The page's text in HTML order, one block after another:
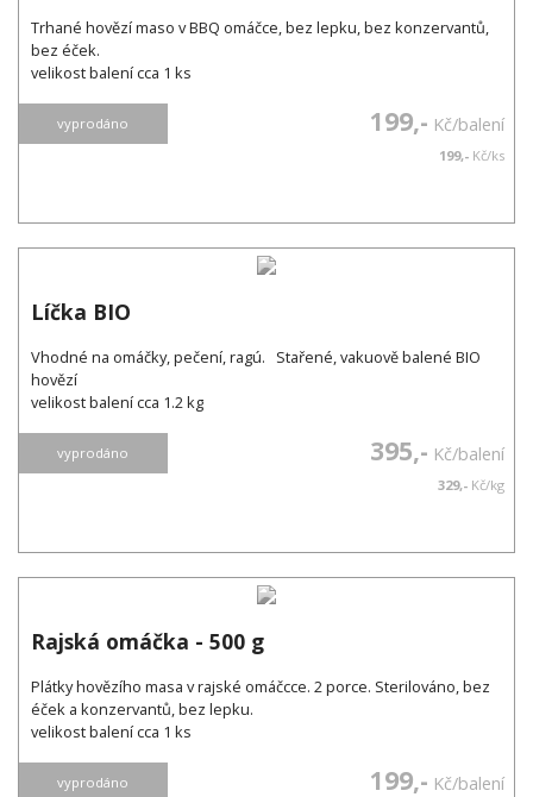
Trhané hovězí maso v BBQ omáčce, bez lepku, bez konzervantů,
bez éček.
velikost balení cca 1 ks
vyprodáno 199,- Kč/balení
199,- Kč/ks
Líčka BIO
Vhodné na omáčky, pečení, ragú. Stařené, vakuově balené BIO
hovězí
velikost balení cca 1.2 kg
vyprodáno 395,- Kč/balení
329,- Kč/kg
Rajská omáčka - 500 g
Plátky hovězího masa v rajské omáčcce. 2 porce. Sterilováno, bez
éček a konzervantů, bez lepku.
velikost balení cca 1 ks
vyprodáno 199,- Kč/balení